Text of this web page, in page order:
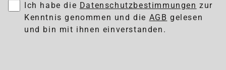
Ich habe die Datenschutzbestimmungen zur
Kenntnis genommen und die AGB gelesen
und bin mit ihnen einverstanden.